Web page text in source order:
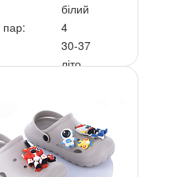
білий
пар:
4
30-37
літо